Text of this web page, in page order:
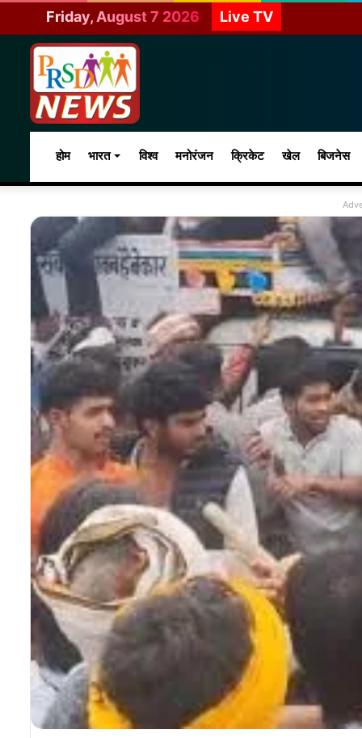
Friday, August 7 2026 Live TV
होम भारत विश्व मनोरंजन क्रिकेट खेल बिजनेस